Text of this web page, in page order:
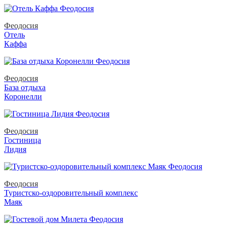
Феодосия
Отель
Каффа
Феодосия
База отдыха
Коронелли
Феодосия
Гостиница
Лидия
Феодосия
Туристско-оздоровительный комплекс
Маяк